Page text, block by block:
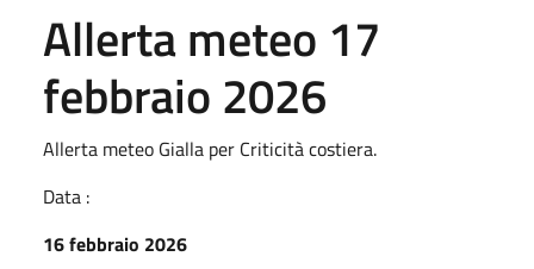
Allerta meteo 17
febbraio 2026
Allerta meteo Gialla per Criticità costiera.
Data :
16 febbraio 2026